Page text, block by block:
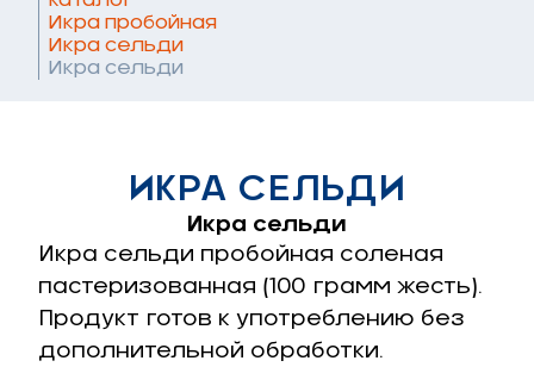
Икра пробойная
Икра сельди
Икра сельди
ИКРА СЕЛЬДИ
Икра сельди
Икра сельди пробойная соленая
пастеризованная (100 грамм жесть).
Продукт готов к употреблению без
дополнительной обработки.